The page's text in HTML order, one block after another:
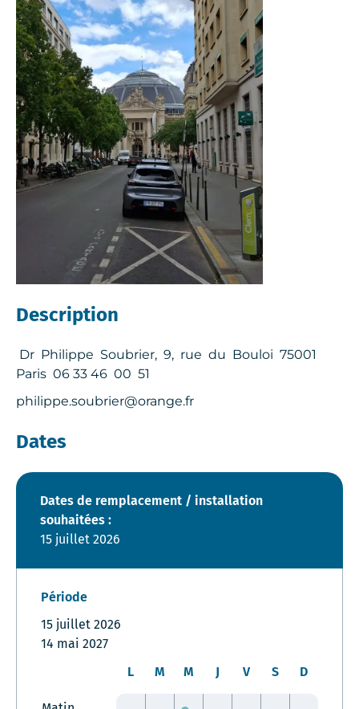
Description
Dr Philippe Soubrier, 9, rue du Bouloi 75001
Paris 06 33 46 00 51
philippe.soubrier@orange.fr
Dates
Dates de remplacement / installation
souhaitées :
15 juillet 2026
Période
15 juillet 2026
14 mai 2027
L
M M J V S D